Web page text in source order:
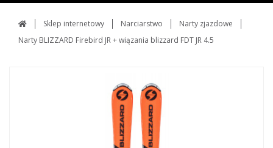
navigation
Sklep internetowy Narciarstwo
Narty zjazdowe
Narty BLIZZARD Firebird JR + wiązania blizzard FDT JR 4.5